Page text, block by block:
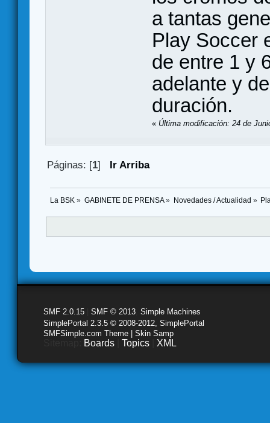
a tantas
Play Soccer
de entre 1 y
adelante y
duración.
« Última modificación: 24 de
Páginas: [1] Ir Arriba
La BSK » GABINETE DE PRENSA» Novedades / Actualidad »
SMF 2.0.15 SMF © 2013 Simple Machines
SimplePortal 2.3.5 © 2008-2012, SimplePortal
SMFSimple.com Theme | Skin Samp
Boards Topics XML